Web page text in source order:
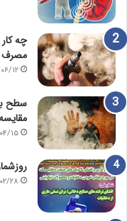
چه
مصرف
سطح